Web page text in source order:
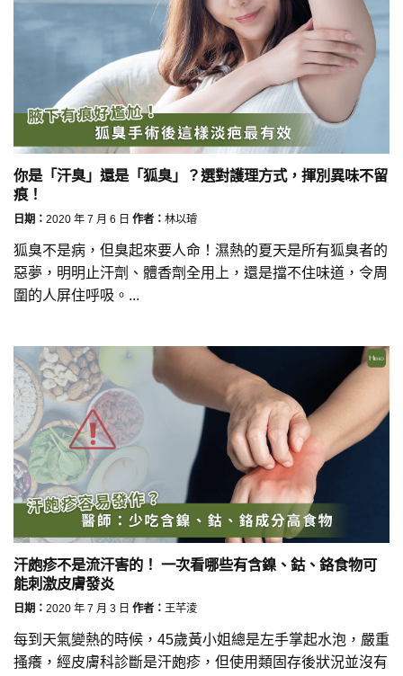
你是「汗臭」還是「狐臭」？選對護理方式，揮別異味不留
痕！
日期： 2020 年 7 月 6 日 作者： 林以璿
狐臭不是病，但臭起來要人命！濕熱的夏天是所有狐臭者的
惡夢，明明止汗劑、體香劑全用上，還是擋不住味道，令周
圍的人屏住呼吸。...
汗皰疹不是流汗害的！ 一次看哪些有含鎳、鈷、鉻食物可
能刺激皮膚發炎
日期： 2020 年 7 月 3 日 作者： 王芊淩
每到天氣變熱的時候，45歲黃小姐總是左手掌起水泡，嚴重
搔癢，經皮膚科診斷是汗皰疹，但使用類固存後狀況並沒有